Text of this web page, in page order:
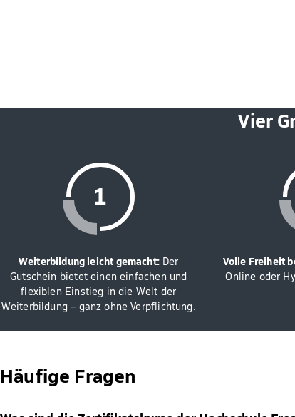
Vier
Weiterbildung leicht gemacht:Der
Gutschein bietet einen einfachen und
flexiblen Einstieg in die Welt der
Weiterbildung – ganz ohne Verpflichtung.
Volle Freiheit
Online oder
Häufige Fragen